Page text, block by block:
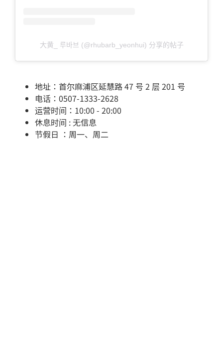
大黄_ 루바브 (@rhubarb_yeonhui) 分享的帖子
地址：首尔麻浦区延慧路 47 号 2 层 201 号
电话：0507-1333-2628
运营时间：10:00 - 20:00
休息时间 : 无信息
节假日 ：周一、周二